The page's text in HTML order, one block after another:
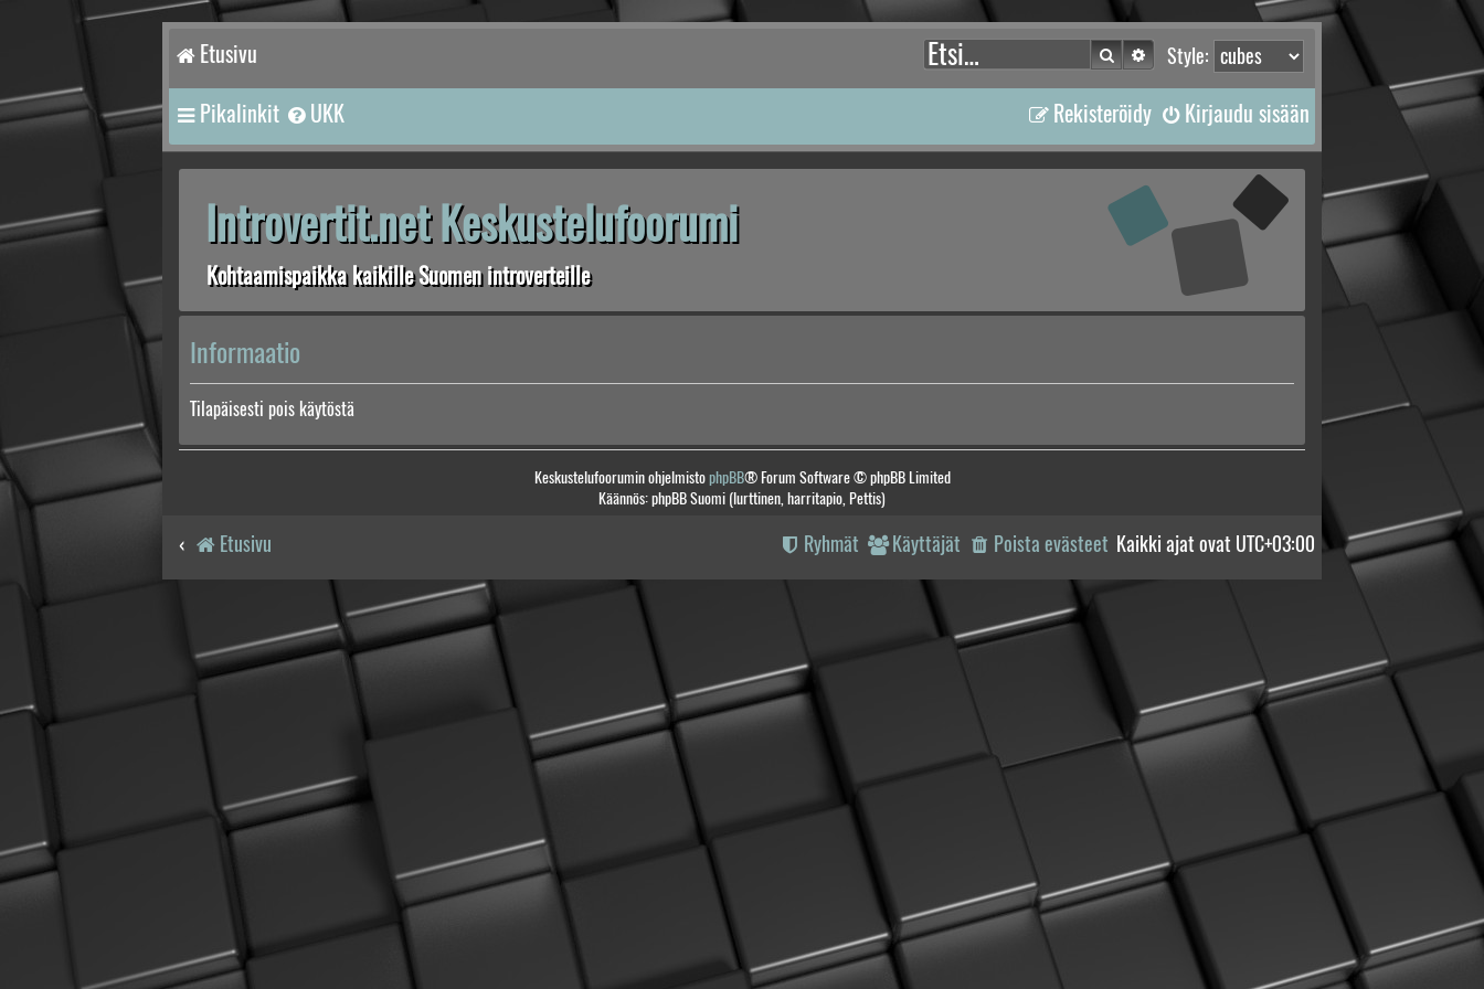
Etusivu Style:
Etsi Tarkennettu haku
Pikalinkit UKK Kirjaudu sisään
Rekisteröidy
Introvertit.net Keskustelufoorumi
Kohtaamispaikka kaikille Suomen introverteille
Informaatio
Tilapäisesti pois käytöstä
Keskustelufoorumin ohjelmistophpBB® Forum Software © phpBB Limited
Käännös: phpBB Suomi (lurttinen, harritapio, Pettis)
Etusivu Kaikki ajat ovat UTC+03:00
Poista evästeet
Käyttäjät
Ryhmät